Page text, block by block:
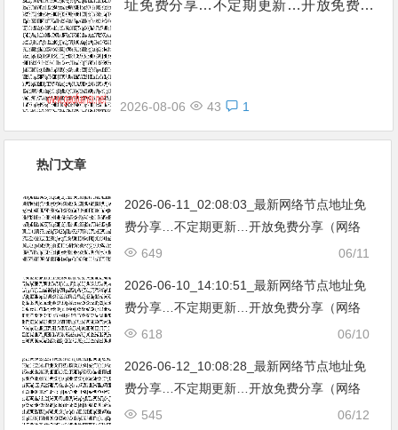
址免费分享…不定期更新…开放免费分
2026-08-06 43 1
热门文章
2026-06-11_02:08:03_最新网络节点地址免
费分享…不定期更新…开放免费分享（网络
免费节点香港|日本|韩国|新加坡|台湾|马来西
06/11
649
2026-06-10_14:10:51_最新网络节点地址免
费分享…不定期更新…开放免费分享（网络
免费节点香港|日本|韩国|新加坡|台湾|马来西
06/10
618
2026-06-12_10:08:28_最新网络节点地址免
费分享…不定期更新…开放免费分享（网络
免费节点香港|日本|韩国|新加坡|台湾|马来西
06/12
545